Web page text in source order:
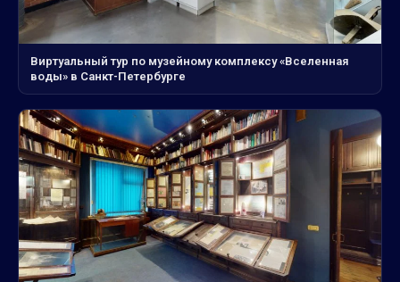
Виртуальный тур по музейному комплексу «Вселенная
воды» в Санкт-Петербурге